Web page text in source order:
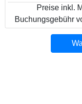
Preise inkl.
Buchungsgebühr